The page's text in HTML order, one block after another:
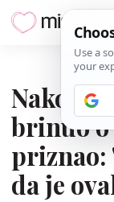
Nakon
brinuo
priznao:
da je